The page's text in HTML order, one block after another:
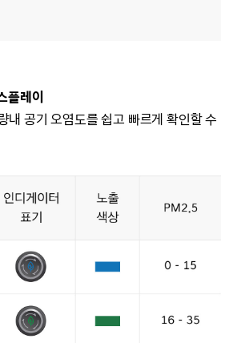
플레이
내 공기 오염도를 쉽고 빠르게 확인할 수